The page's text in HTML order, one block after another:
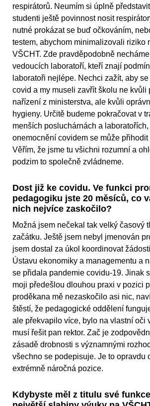
respirátorů. Neumím si úplně
studenti ještě povinnost nosit
nutné prokázat se buď očkováním,
testem, abychom minimalizovali riziko
VŠCHT. Zde pravděpodobně
vedoucích laboratoří, kteří znají
laboratoři nejlépe. Nechci zažít, aby
covid a my museli zavřít školu ne kvůli
nařízení z ministerstva, ale kvůli
hygieny. Určitě budeme pokračovat v
menších posluchárnách a
onemocnění covidem se může přihodit
Věřím, že jsme tu všichni rozumní a
podzim to společně zvládneme.
Dost již ke covidu. Ve funkci
pedagogiku jste 20 měsíců, co
nich nejvíce zaskočilo?
Možná jsem nečekal tak velký časový
začátku. Ještě jsem nebyl jmenován
jsem dostal za úkol koordinovat
Ústavu ekonomiky a managementu a
se přidala pandemie covidu-19. Jinak
moji předešlou dlouhou praxi v pozici
proděkana mě nezaskočilo asi nic,
štěstí, že pedagogické oddělení
ale překvapilo více, bylo na vlastní oči
musí řešit pan rektor. Zač je
zásadě drobnosti s významnými
všechno se podepisuje. Je to opravdu
extrémně náročná pozice.
Kdybyste měl z titulu své